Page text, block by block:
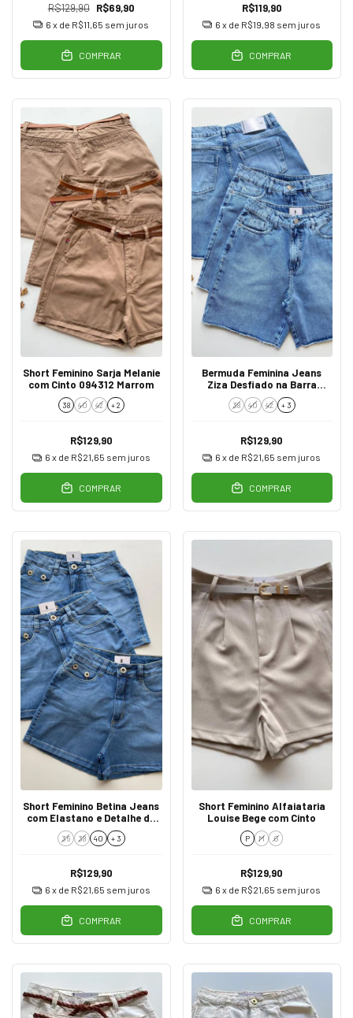
R$129,90 R$69,90
6 x de R$11,65 sem juros
COMPRAR
R$119,90
6 x de R$19,98 sem juros
COMPRAR
Short Feminino Sarja Melanie
com Cinto 094312 Marrom
38 40 42 + 2
R$129,90
6 x de R$21,65 sem juros
COMPRAR
Bermuda Feminina Jeans
Ziza Desfiado na Barra
55284
38 40 42 + 3
R$129,90
6 x de R$21,65 sem juros
COMPRAR
Short Feminino Betina Jeans
com Elastano e Detalhe de
Botões 53414
36 38 40 + 3
R$129,90
6 x de R$21,65 sem juros
COMPRAR
Short Feminino Alfaiataria
Louise Bege com Cinto
P M G
R$129,90
6 x de R$21,65 sem juros
COMPRAR